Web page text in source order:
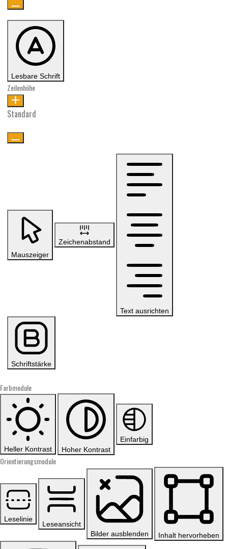
Lesbare Schrift
Zeilenhöhe
Standard
Mauszeiger
Zeichenabstand
Text ausrichten
Schriftstärke
Farbmodule
Heller Kontrast Hoher Kontrast
Einfarbig
Orientierungsmodule
Leselinie
Leseansicht
Bilder ausblenden
Inhalt hervorheben